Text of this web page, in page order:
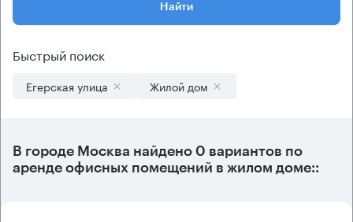
Найти
Быстрый поиск
Егерская улица Жилой дом
В городе Москва найдено 0 вариантов по
аренде офисных помещений в жилом доме::